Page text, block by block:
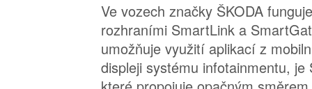
Ve vozech značky ŠKODA
rozhraními SmartLink a
umožňuje využití aplikací z
displeji systému infotainmentu,